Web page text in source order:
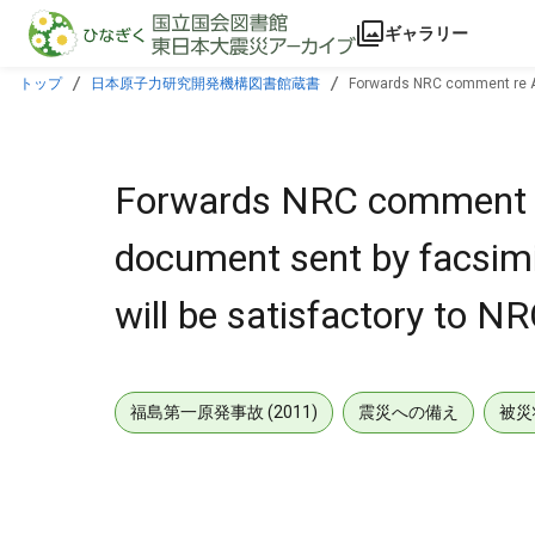
本文に飛ぶ
ギャラリー
トップ 日本原子力研究開発機構図書館蔵書
Forwards NRC comment
Forwards NRC
document sent by
will be satisfactory to
福島第一原発事故 (2011) 震災への備え 被災